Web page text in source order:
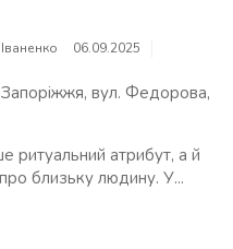
06.09.2025
Запоріжжя, вул. Федорова,
ритуальний атрибут, а й
про близьку людину. У...